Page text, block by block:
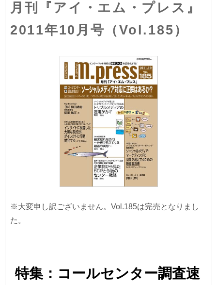
月刊『アイ・エム・プレス』
2011年10月号（Vol.185）
※大変申し訳ございません。Vol.185は完売となりまし
た。
特集：コールセンター調査速